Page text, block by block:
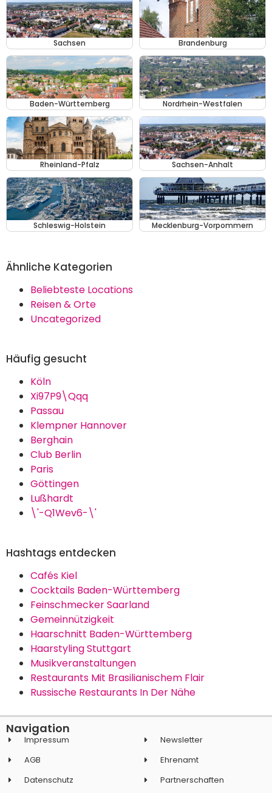
Sachsen Brandenburg
Baden-Württemberg Nordrhein-Westfalen
Rheinland-Pfalz Sachsen-Anhalt
Schleswig-Holstein Mecklenburg-Vorpommern
Ähnliche Kategorien
Beliebteste Locations
Reisen & Orte
Uncategorized
Häufig gesucht
Köln
Xi97P9\Qqq
Passau
Klempner Hannover
Berghain
Club Berlin
Paris
Göttingen
Lußhardt
\'-Q1Wev6-\'
Hashtags entdecken
Cafés Kiel
Cocktails Baden-Württemberg
Feinschmecker Saarland
Gemeinnützigkeit
Haarschnitt Baden-Württemberg
Haarstyling Stuttgart
Musikveranstaltungen
Restaurants Mit Brasilianischem Flair
Russische Restaurants In Der Nähe
Navigation
Impressum
AGB
Datenschutz
Newsletter
Ehrenamt
Partnerschaften